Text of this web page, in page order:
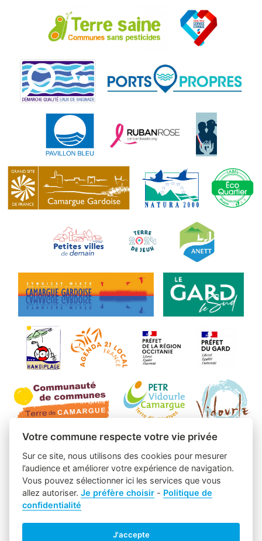
Votre commune respecte votre vie privée
Sur ce site, nous utilisons des cookies pour mesurer
l’audience et améliorer votre expérience de navigation.
Vous pouvez sélectionner ici les services que vous
allez autoriser.Je préfère choisir - Politique de
confidentialité
J'accepte